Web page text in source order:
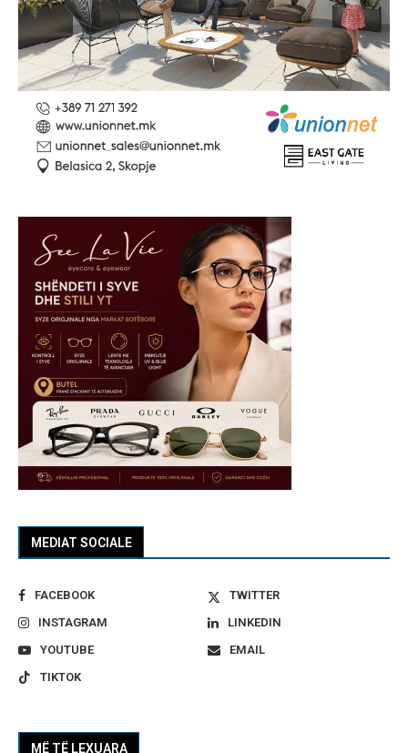
MEDIAT SOCIALE
FACEBOOK
TWITTER
INSTAGRAM
LINKEDIN
YOUTUBE
EMAIL
TIKTOK
MË TË LEXUARA